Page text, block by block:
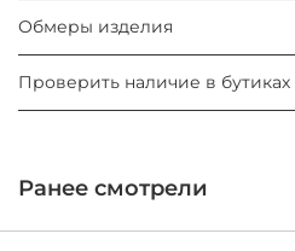
Обмеры изделия
Проверить наличие в бутиках
Ранее смотрели